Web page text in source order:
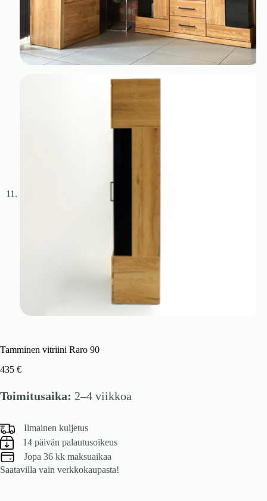
Tamminen vitriini Raro 90
435 €
Toimitusaika: 2–4 viikkoa
Ilmainen kuljetus
14 päivän palautusoikeus
Jopa 36 kk maksuaikaa
Saatavilla vain verkkokaupasta!